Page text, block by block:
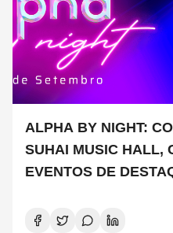
ALPHA BY NIGHT:
SUHAI MUSIC HALL,
EVENTOS DE